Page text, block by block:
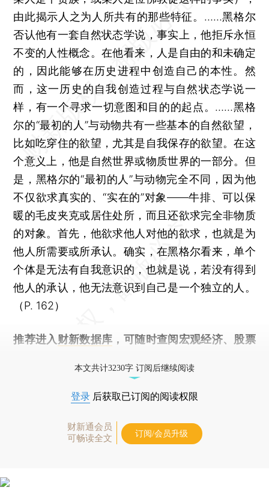
由此揭示人之为人所共有的那些特征。……黑格尔
否认他有一套自然状态学说，事实上，他拒斥永恒
不变的人性概念。在他看来，人是自由的和未确定
的，因此能够在历史进程中创造自己的本性。然
而，这一历史的自我创造过程与自然状态学说一
样，有一个寻求一切意图和目的的起点。……黑格
尔的“最初的人”与动物共有一些基本的自然欲望，
比如吃穿住的欲望，尤其是自我保存的欲望。在这
个意义上，他是自然世界或物质世界的一部分。但
是，黑格尔的“最初的人”与动物完全不同，因为他
不仅欲求真实的、“实在的”对象——牛排、可以保
暖的毛皮夹克或居住处所，而且还欲求完全非物质
的对象。首先，他欲求他人对他的欲求，也就是为
他人所需要或所承认。确实，在黑格尔看来，单个
个体是无法有自我意识的，也就是说，若没有得到
他人的承认，他无法意识到自己是一个独立的人。
（P. 162）
推荐进入 财新数据库 ，可随时查阅宏观经济、股票
本文共计3230字 订阅后继续阅读
登录 后获取已订阅的阅读权限
财新通会员
可畅读全文
订阅/会员升级